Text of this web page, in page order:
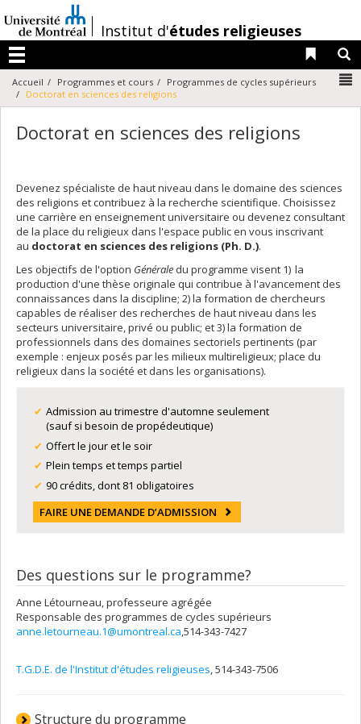
au
contenu
/Institut d'études religieuses
Menu
Liens
Accueil Programmes et cours
Programmes de cycles supérieurs
Doctorat en sciences des religions
Doctorat en sciences des religions
Devenez spécialiste de haut niveau dans le domaine des sciences
des religions et contribuez à la recherche scientifique. Choisissez
une carrière en enseignement universitaire ou devenez consultant
de la place du religieux dans l'espace public en vous inscrivant
au doctorat en sciences des religions (Ph. D.).
Les objectifs de l'option Générale du programme visent 1) la
production d'une thèse originale qui contribue à l'avancement des
connaissances dans la discipline; 2) la formation de chercheurs
capables de réaliser des recherches de haut niveau dans les
secteurs universitaire, privé ou public; et 3) la formation de
professionnels dans des domaines sectoriels pertinents (par
exemple : enjeux posés par les milieux multireligieux; place du
religieux dans la société et dans les organisations).
Admission au trimestre d'automne seulement
(sauf si besoin de propédeutique)
Offert le jour et le soir
Plein temps et temps partiel
90 crédits, dont 81 obligatoires
FAIRE UNE DEMANDE D’ADMISSION
Des questions sur le programme?
Anne Létourneau, professeure agrégée
Responsable des programmes de cycles supérieurs
anne.letourneau.1@umontreal.ca,514-343-7427
T.G.D.E. de l'Institut d'études religieuses, 514-343-7506
Structure du programme